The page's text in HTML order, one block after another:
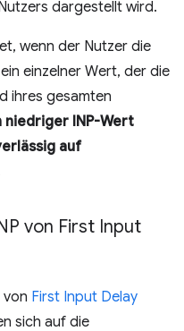
dargestellt wird.
wenn der Nutzer die
einzelner Wert, der die
ihres gesamten
niedriger INP-Wert
auf
von First Input
von First Input Delay
sich auf die